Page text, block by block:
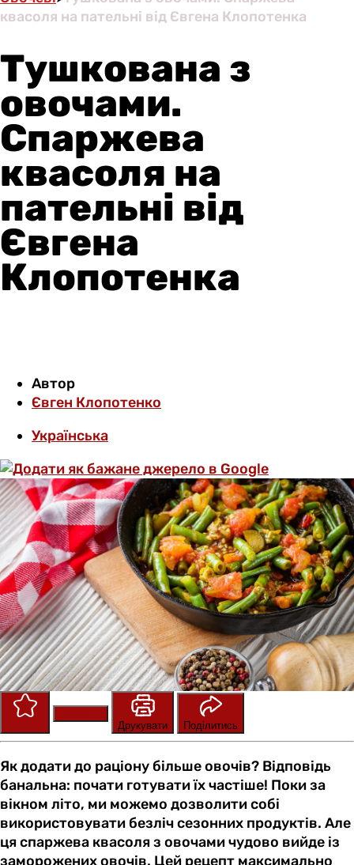
квасоля на пательні від Євгена Клопотенка
Тушкована з
овочами.
Спаржева
квасоля на
пательні від
Євгена
Клопотенка
Автор
Євген Клопотенко
Українська
Друкувати
Поділитись
Як додати до раціону більше овочів? Відповідь
банальна: почати готувати їх частіше! Поки за
вікном літо, ми можемо дозволити собі
використовувати безліч сезонних продуктів. Але
ця спаржева квасоля з овочами чудово вийде із
заморожених овочів. Цей рецепт максимально